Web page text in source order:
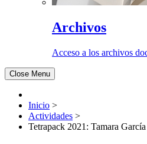
Archivos
Acceso a los archivos
Close Menu
Inicio >
Actividades >
Tetrapack 2021: Tamara